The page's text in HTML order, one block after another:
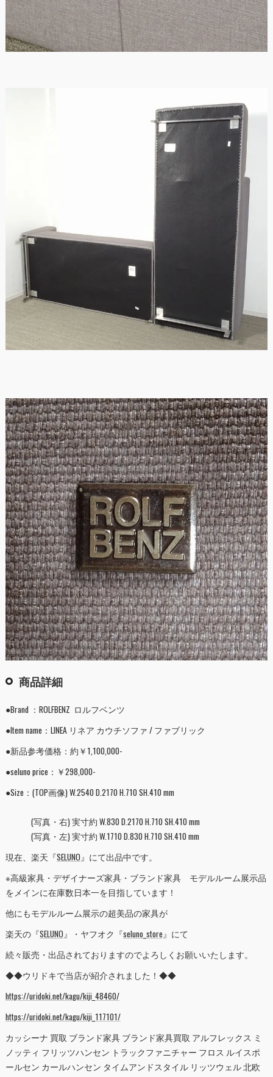
商品詳細
●Brand ：ROLFBENZ ロルフベンツ
●Item name：LINEA リネア カウチソファ / ファブリック
●新品参考価格：約￥1,100,000-
●seluno price：￥298,000-
●Size：(TOP画像) W.2540 D.2170 H.710 SH.410 mm
(写真・右) 実寸約 W.830 D.2170 H.710 SH.410 mm
(写真・左) 実寸約 W.1710 D.830 H.710 SH.410 mm
現在、楽天『SELUNO』にて出品中です。
※高級家具・デザイナーズ家具・ブランド家具 モデルルーム展示品
をメインに在庫数日本一を目指しています！
他にもモデルルーム展示の超美品の家具が
楽天の『SELUNO』・ヤフオク『seluno_store』にて
続々販売・出品されておりますのでよろしくお願いいたします。
◆◆ウリドキで当店が紹介されました！◆◆
https://uridoki.net/kagu/kiji_48460/
https://uridoki.net/kagu/kiji_117101/
カッシーナ 買取 ブランド家具 ブランド家具買取 アルフレックス ミ
ノッティ フリッツハンセン トラックファニチャー フロス ルイスポ
ールセン カールハンセン タイムアンドスタイル リッツウェル 北欧